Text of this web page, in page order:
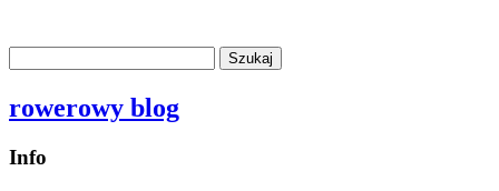
rowerowy blog
Info